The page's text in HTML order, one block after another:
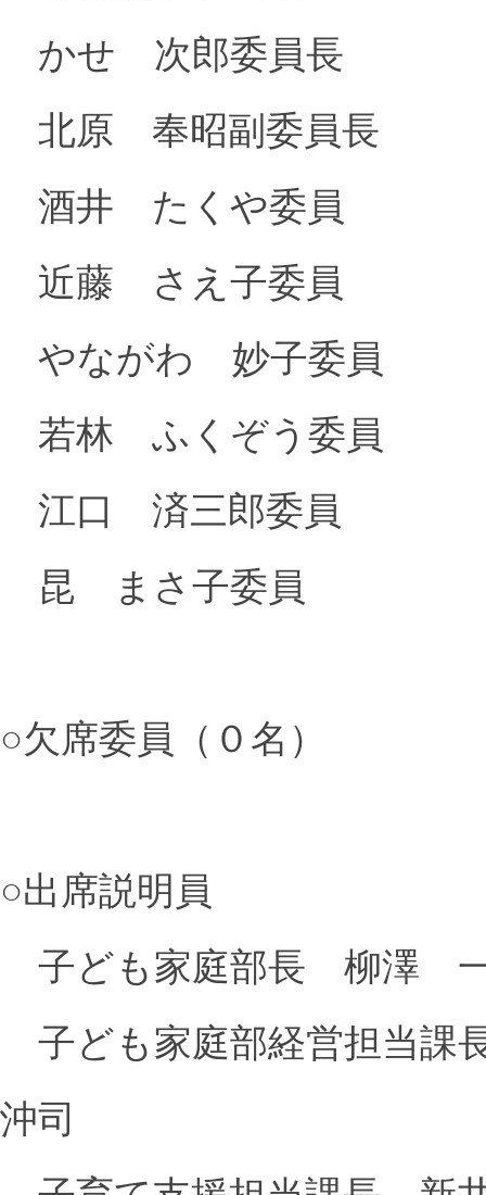
かせ 次郎委員長
北原 奉昭副委員長
酒井 たくや委員
近藤 さえ子委員
やながわ 妙子委員
若林 ふくぞう委員
江口 済三郎委員
昆 まさ子委員
○欠席委員（０名）
○出席説明員
子ども家庭部長 柳澤
子ども家庭部経営担当
沖司